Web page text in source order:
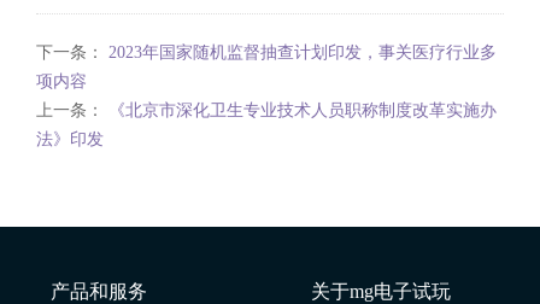
下一条： 2023年国家随机监督抽查计划印发，事关医疗行业多
项内容
上一条：
《北京市深化卫生专业技术人员职称制度改革实施办
法》印发
产品和服务 关于mg电子试玩